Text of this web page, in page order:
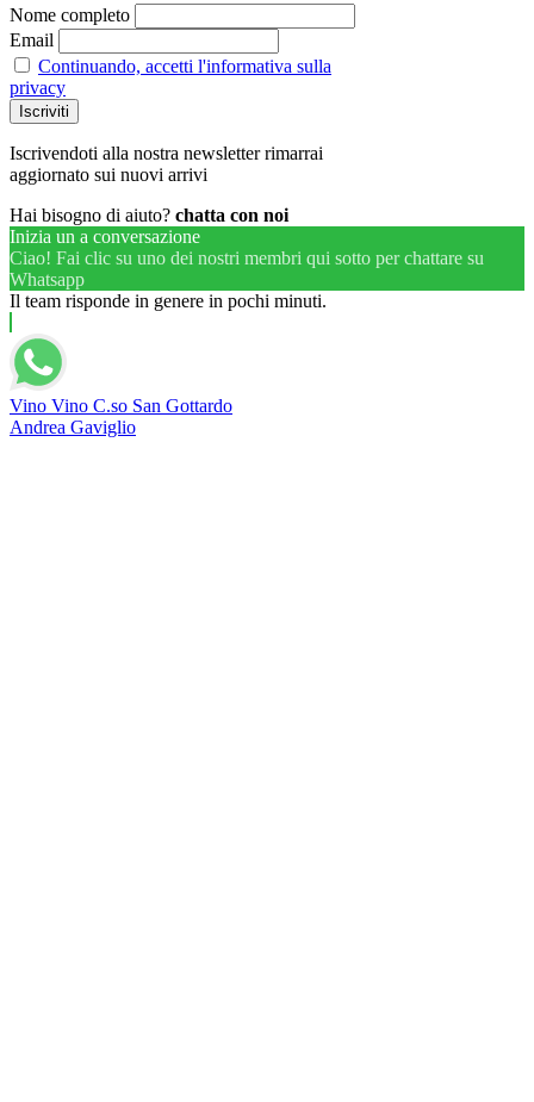
Nome completo
Email
Continuando, accetti l'informativa sulla
privacy
Iscrivendoti alla nostra newsletter rimarrai
aggiornato sui nuovi arrivi
Hai bisogno di aiuto? chatta con noi
Inizia un a conversazione
Ciao! Fai clic su uno dei nostri membri qui sotto per chattare su
Whatsapp
Il team risponde in genere in pochi minuti.
Vino Vino C.so San Gottardo
Andrea Gaviglio